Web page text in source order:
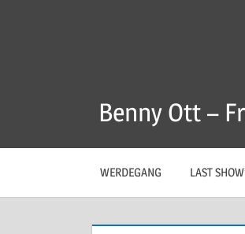
Benny Ott –
WERDEGANG LAST